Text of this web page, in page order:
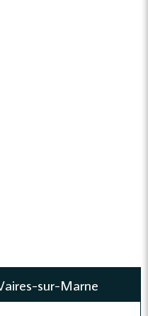
sur-Marne